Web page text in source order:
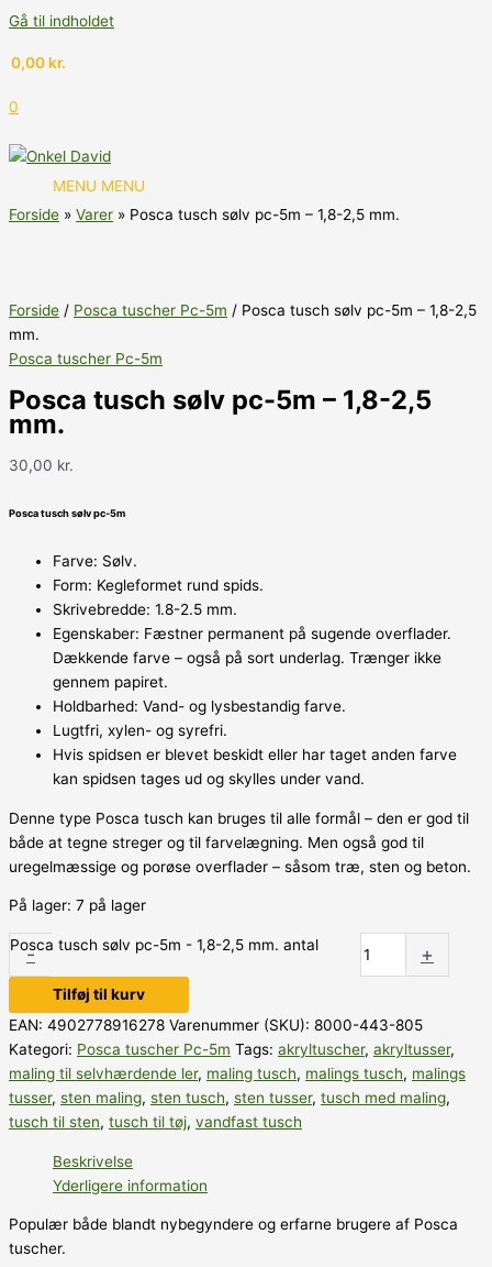
Gå til indholdet
0,00kr.
0
MENU MENU
Forside
Varer Posca tusch sølv pc-5m – 1,8-2,5 mm.
Forside / Posca tuscher Pc-5m / Posca tusch sølv pc-5m – 1,8-2,5
mm.
Posca tuscher Pc-5m
Posca tusch sølv pc-5m – 1,8-2,5
mm.
30,00 kr.
Posca tusch sølv pc-5m
Farve: Sølv.
Form: Kegleformet rund spids.
Skrivebredde: 1.8-2.5 mm.
Egenskaber: Fæstner permanent på sugende overflader.
Dækkende farve – også på sort underlag. Trænger ikke
gennem papiret.
Holdbarhed: Vand- og lysbestandig farve.
Lugtfri, xylen- og syrefri.
Hvis spidsen er blevet beskidt eller har taget anden farve
kan spidsen tages ud og skylles under vand.
Denne type Posca tusch kan bruges til alle formål – den er god til
både at tegne streger og til farvelægning. Men også god til
uregelmæssige og porøse overflader – såsom træ, sten og beton.
På lager: 7 på lager
-
Posca tusch sølv pc-5m - 1,8-2,5 mm. antal +
Tilføj til kurv
EAN: 4902778916278 Varenummer (SKU): 8000-443-805
Kategori: Posca tuscher Pc-5m Tags: akryltuscher, akryltusser,
maling til selvhærdende ler, maling tusch, malings tusch, malings
tusser, sten maling, sten tusch, sten tusser, tusch med maling,
tusch til sten, tusch til tøj, vandfast tusch
Beskrivelse
Yderligere information
Populær både blandt nybegyndere og erfarne brugere af Posca
tuscher.